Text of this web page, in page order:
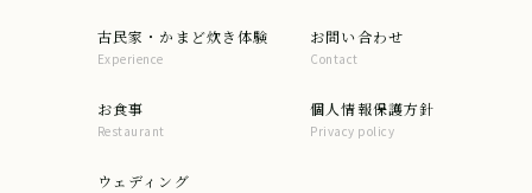
古民家・かまど炊き体験
Experience
お問い合わせ
Contact
お食事
Restaurant
個人情報保護方針
Privacy policy
ウェディング